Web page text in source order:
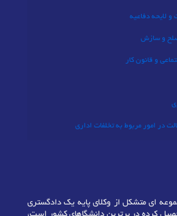
لایحه دفاعیه
و سازش
و قانون کار
در امور مربوط به تخلفات اداری
ای متشکل از وکلای پایه یک دادگستری